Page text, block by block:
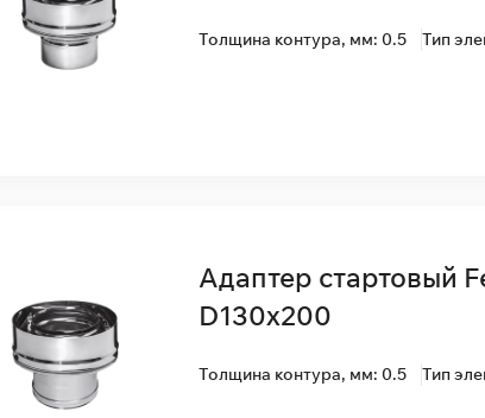
Толщина контура, мм: 0.5 Тип
Адаптер стартовый
D130x200
Толщина контура, мм: 0.5 Тип